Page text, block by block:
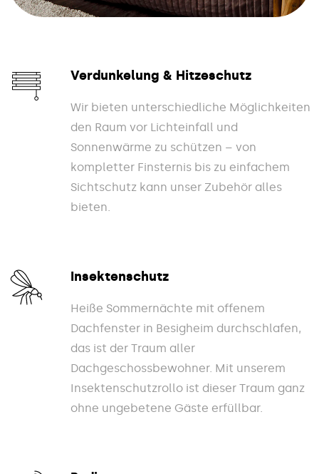
Verdunkelung & Hitzeschutz
Wir bieten unterschiedliche Möglichkeiten
den Raum vor Lichteinfall und
Sonnenwärme zu schützen – von
kompletter Finsternis bis zu einfachem
Sichtschutz kann unser Zubehör alles
bieten.
Insektenschutz
Heiße Sommernächte mit offenem
Dachfenster in Besigheim durchschlafen,
das ist der Traum aller
Dachgeschossbewohner. Mit unserem
Insektenschutzrollo ist dieser Traum ganz
ohne ungebetene Gäste erfüllbar.